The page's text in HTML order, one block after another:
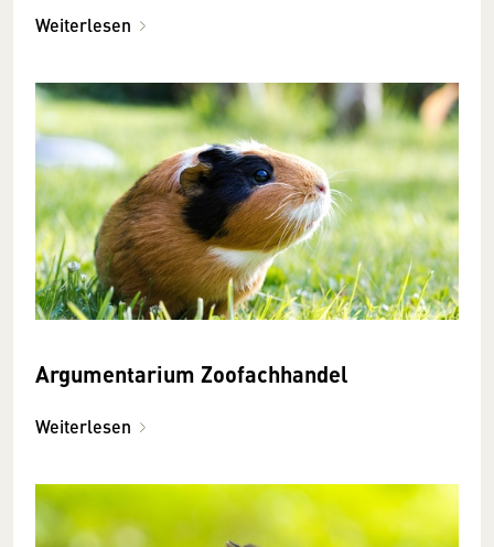
Weiterlesen
Argumentarium Zoofachhandel
Weiterlesen